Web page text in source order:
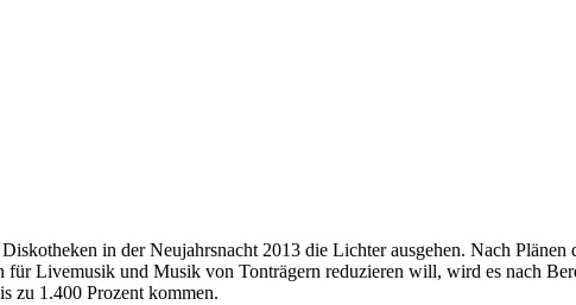
in der Neujahrsnacht 2013 die Lichter ausgehen. Nach Plänen
für Livemusik und Musik von Tonträgern reduzieren will, wird es nach
zu 1.400 Prozent kommen.